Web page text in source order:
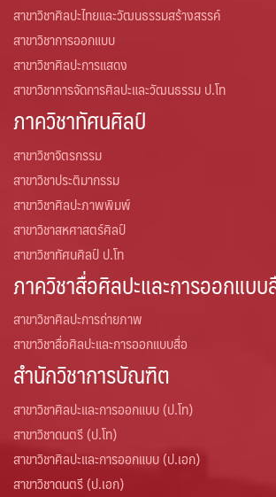
สาขาวิชาศิลปะไทยและวัฒนธรรมสร้างสรรค์
สาขาวิชาการออกแบบ
สาขาวิชาศิลปะการแสดง
สาขาวิชาการจัดการศิลปะและวัฒนธรรม ป.โท
ภาควิชาทัศนศิลป์
สาขาวิชาจิตรกรรม
สาขาวิชาประติมากรรม
สาขาวิชาศิลปะภาพพิมพ์
สาขาวิชาสหศาสตร์ศิลป์
สาขาวิชาทัศนศิลป์ ป.โท
ภาควิชาสื่อศิลปะและการออกแบ
สาขาวิชาศิลปะการถ่ายภาพ
สาขาวิชาสื่อศิลปะและการออกแบบสื่อ
สำนักวิชาการบัณฑิต
สาขาวิชาศิลปะและการออกแบบ (ป.โท)
สาขาวิชาดนตรี (ป.โท)
สาขาวิชาศิลปะและการออกแบบ (ป.เอก)
สาขาวิชาดนตรี (ป.เอก)